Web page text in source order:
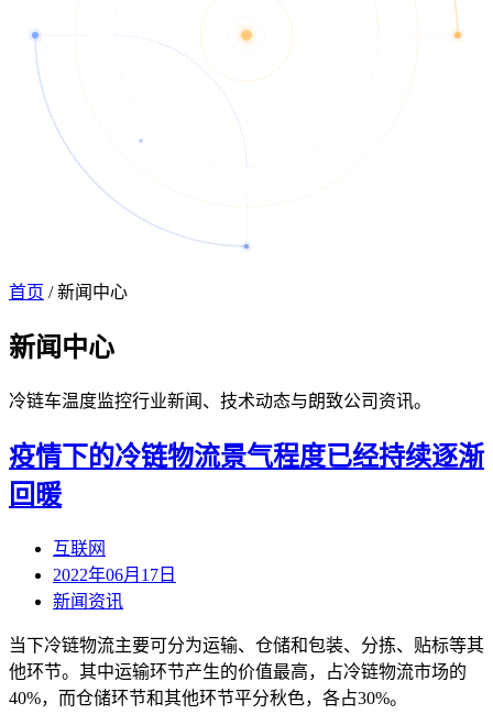
首页 / 新闻中心
新闻 中心
冷链车温度监控行业新闻、技术动态与朗致公司资讯。
疫情下的冷链物流景气程度已经持续逐渐
回暖
互联网
2022年06月17日
新闻资讯
当下冷链物流主要可分为运输、仓储和包装、分拣、贴标等其
他环节。其中运输环节产生的价值最高，占冷链物流市场的
40%，而仓储环节和其他环节平分秋色，各占30%。